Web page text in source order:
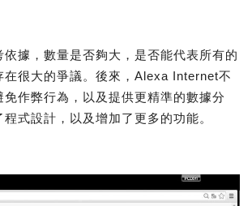
據，數量是否夠大，是否能代表所有的
在很大的爭議。後來，Alexa Internet不
免作弊行為，以及提供更精準的數據分
式設計，以及增加了更多的功能。